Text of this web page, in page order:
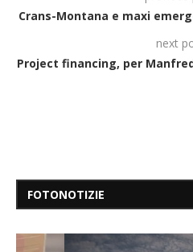
Crans-Montana e maxi
next
Project financing, per
FOTONOTIZIE